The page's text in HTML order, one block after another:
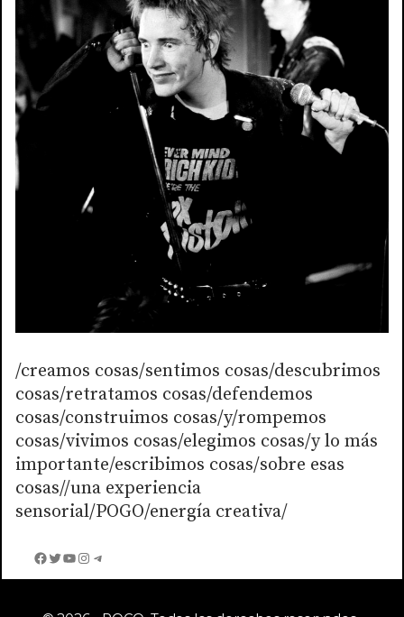
/creamos cosas/sentimos cosas/descubrimos
cosas/retratamos cosas/defendemos
cosas/construimos cosas/y/rompemos
cosas/vivimos cosas/elegimos cosas/y lo más
importante/escribimos cosas/sobre esas
cosas//una experiencia
sensorial/POGO/energía creativa/
Facebook
Twitter
YouTube
Instagram
Telegram